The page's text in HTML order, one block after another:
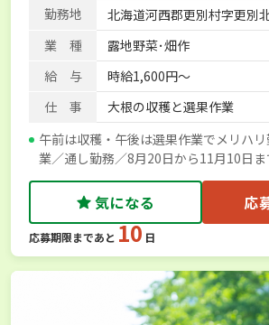
勤務地
北海道河西郡更別村字更別
業 種
露地野菜･畑作
給 与
時給1,600円～
仕 事
大根の収穫と選果作業
午前は収穫・午後は選果作業でメリハ
業／通し勤務／8月20日から11月10日ま
気になる 応
応募期限まであと 10 日